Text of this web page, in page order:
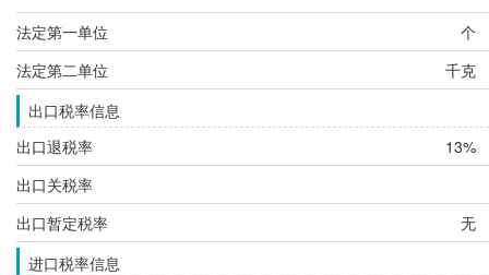
法定第一单位
个
法定第二单位
千克
出口税率信息
出口退税率
13%
出口关税率
出口暂定税率
无
进口税率信息